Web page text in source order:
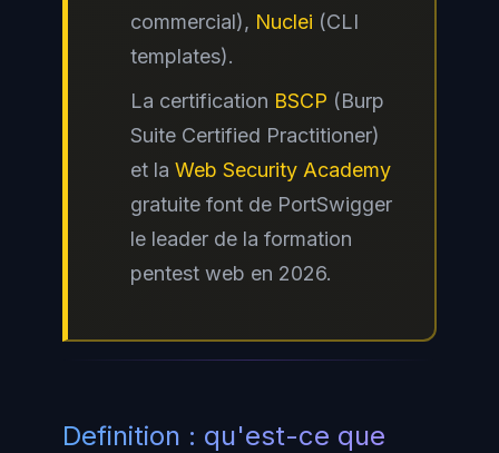
commercial), Nuclei (CLI
templates).
La certification BSCP (Burp
Suite Certified Practitioner)
et la Web Security Academy
gratuite font de PortSwigger
le leader de la formation
pentest web en 2026.
Definition : qu'est-ce que